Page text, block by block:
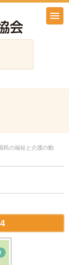
民の福祉と介護の動